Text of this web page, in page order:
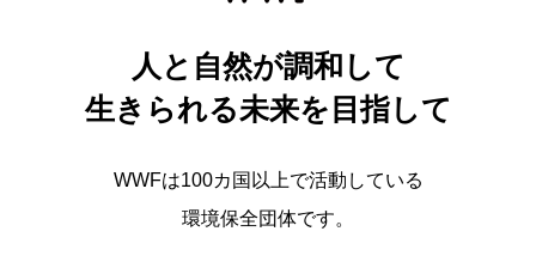
人と自然が調和して
生きられる未来を目指して
WWFは100カ国以上で活動している
環境保全団体です。